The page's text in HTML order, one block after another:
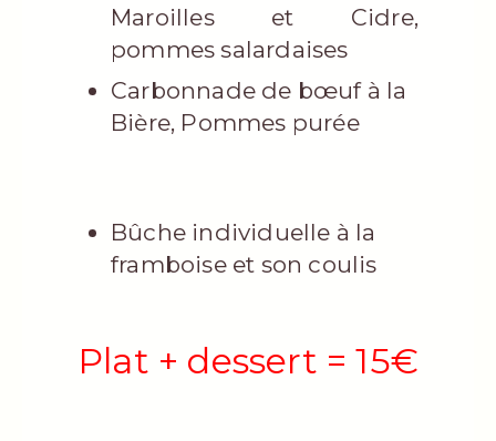
Maroilles et Cidre,
pommes salardaises
Carbonnade de bœuf à la
Bière, Pommes purée
Bûche individuelle à la
framboise et son coulis
Plat + dessert = 15€